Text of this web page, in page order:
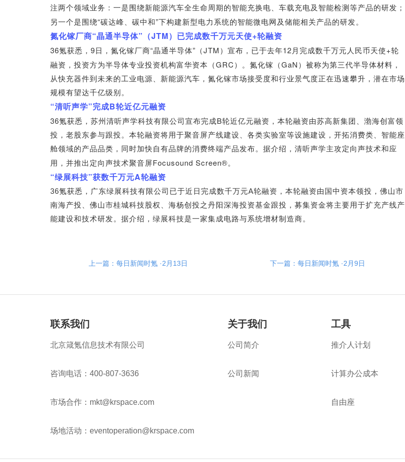
注两个领域业务：一是围绕新能源汽车全生命周期的智能充换电、车载充电及智能检测等产品的研发；
另一个是围绕“碳达峰、碳中和”下构建新型电力系统的智能微电网及储能相关产品的研发。
氮化镓厂商“晶通半导体” （JTM）已完成数千万元天使+轮融资
36氪获悉， 9 日，氮化镓厂商“晶通半导体” （JTM ）宣布，已于去年12 月完成数千万元人民币天使+轮
融资，投资方为半导体专业投资机构富华资本（GRC ）。氮化镓（GaN ）被称为第三代半导体材料，
从快充器件到未来的工业电源、新能源汽车，氮化镓市场接受度和行业景气度正在迅速攀升，潜在市场
规模有望达千亿级别。
“清听声学”完成B轮近亿元融资
36氪获悉，苏州清听声学科技有限公司宣布完成B轮近亿元融资，本轮融资由苏高新集团、渤海创富领
投，老股东参与跟投。本轮融资将用于聚音屏产线建设、各类实验室等设施建设，开拓消费类、智能座
舱领域的产品品类，同时加快自有品牌的消费终端产品发布。据介绍，清听声学主攻定向声技术和应
用，并推出定向声技术聚音屏Focusound Screen®。
“绿展科技”获数千万元A轮融资
36氪获悉，广东绿展科技有限公司已于近日完成数千万元A轮融资，本轮融资由国中资本领投，佛山市
南海产投、佛山市桂城科技股权、海杨创投之丹阳深海投资基金跟投，募集资金将主要用于扩充产线产
能建设和技术研发。据介绍，绿展科技是一家集成电路与系统增材制造商。
上一篇：每日新闻时氪 ·2月13日 下一篇：每日新闻时氪 ·2月9日
联系我们
北京箴氪信息技术有限公司
咨询电话：400-807-3636
市场合作：mkt@krspace.com
场地活动：eventoperation@krspace.com
关于我们
公司简介
公司新闻
工具
推介人计划
计算办公成本
自由座